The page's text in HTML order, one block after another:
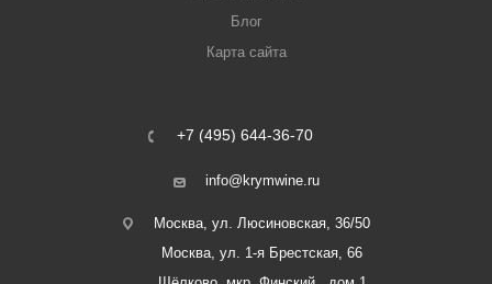
Блог
Карта сайта
+7 (495) 644-36-70
info@krymwine.ru
Москва, ул. Люсиновская, 36/50
Москва, ул. 1-я Брестская, 66